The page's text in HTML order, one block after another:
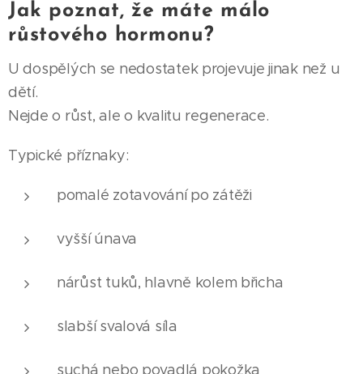
Jak poznat, že máte málo
růstového hormonu?
U dospělých se nedostatek projevuje jinak než u
dětí.
Nejde o růst, ale o kvalitu regenerace.
Typické příznaky:
pomalé zotavování po zátěži
vyšší únava
nárůst tuků, hlavně kolem břicha
slabší svalová síla
suchá nebo povadlá pokožka